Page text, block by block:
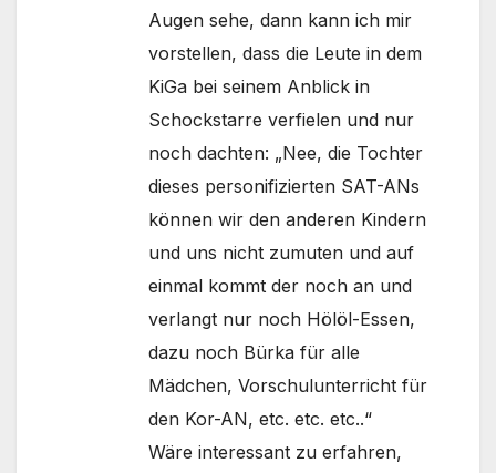
Augen sehe, dann kann ich mir
vorstellen, dass die Leute in dem
KiGa bei seinem Anblick in
Schockstarre verfielen und nur
noch dachten: „Nee, die Tochter
dieses personifizierten SAT-ANs
können wir den anderen Kindern
und uns nicht zumuten und auf
einmal kommt der noch an und
verlangt nur noch Hölöl-Essen,
dazu noch Bürka für alle
Mädchen, Vorschulunterricht für
den Kor-AN, etc. etc. etc..“
Wäre interessant zu erfahren,